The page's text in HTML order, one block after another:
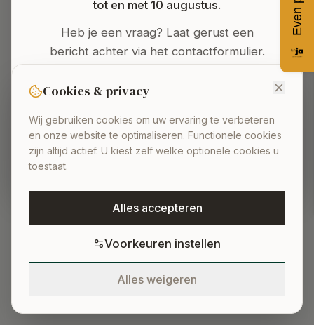
Oops! Page not found
Return to Home
Cookies & privacy
Wij gebruiken cookies om uw ervaring te verbeteren
en onze website te optimaliseren. Functionele cookies
zijn altijd actief. U kiest zelf welke optionele cookies u
toestaat.
Alles accepteren
Voorkeuren instellen
Alles weigeren
tot en met 10 augustus.
Heb je een vraag? Laat gerust een
bericht achter via het contactformulier.
contact met u op.
NAAR HET CONTACTFORMULIER